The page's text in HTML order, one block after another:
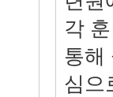
각
통해
심으